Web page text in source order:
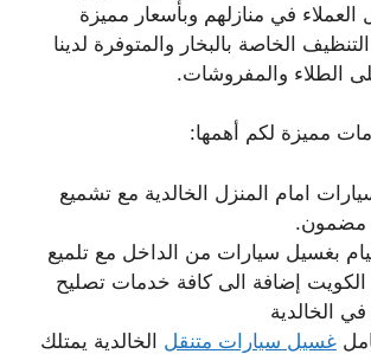
في منازلهم وبأسعار مميزة
الخاصة بالبخار والمتوفرة لدينا
الطلاء والمفروشات.
مميزة لكم أهمها:
امام المنزل الخالدية مع تشميع
مضمون.
بغسيل سيارات من الداخل مع تلميع
إضافة الى كافة خدمات تصليح
الخالدية
غسيل سيارات متنقل الخالدية يمتلك